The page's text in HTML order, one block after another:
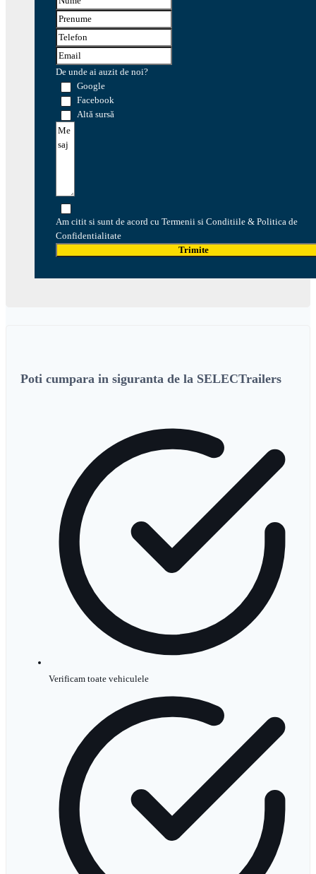
De unde ai auzit de noi?
Google
Facebook
Altă sursă
Am citit si sunt de acord cu Termenii si Conditiile & Politica de
Confidentialitate
Trimite
Poti cumpara in siguranta de la SELECTrailers
Verificam toate vehiculele